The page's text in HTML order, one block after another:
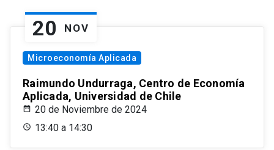
20 NOV
Microeconomía Aplicada
Raimundo Undurraga, Centro de Economía
Aplicada, Universidad de Chile
20 de Noviembre de 2024
13:40 a 14:30